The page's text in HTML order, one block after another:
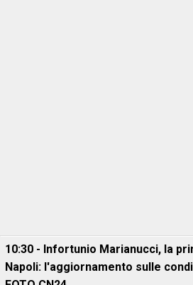
10:30 - Infortunio Marianucci, la
Napoli: l'aggiornamento sulle